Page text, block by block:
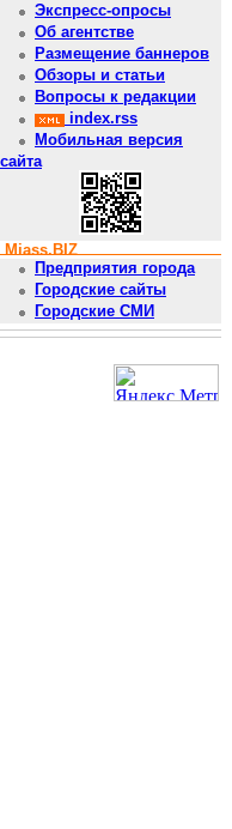
Экспресс-опросы
Об агентстве
Размещение баннеров
Обзоры и статьи
Вопросы к редакции
index.rss
Мобильная версия
сайта
Miass.BIZ
Предприятия города
Городские сайты
Городские СМИ